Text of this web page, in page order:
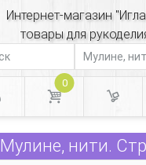
Интернет-магазин
товары для
0
Мулине, нити.